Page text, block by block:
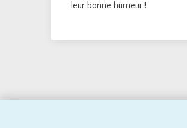
leur bonne humeur !